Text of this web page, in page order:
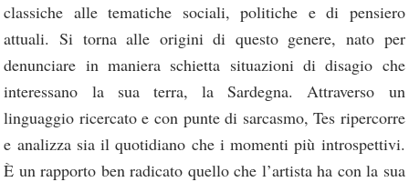
classiche alle tematiche sociali, politiche e di pensiero
attuali. Si torna alle origini di questo genere, nato per
denunciare in maniera schietta situazioni di disagio che
interessano la sua terra, la Sardegna. Attraverso un
linguaggio ricercato e con punte di sarcasmo, Tes ripercorre
e analizza sia il quotidiano che i momenti più introspettivi.
È un rapporto ben radicato quello che l’artista ha con la sua